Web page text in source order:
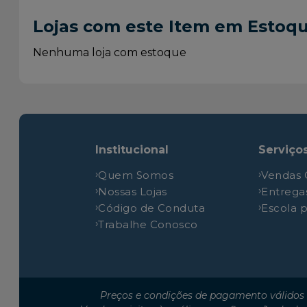
Fiat
Doblo
Fiat
Doblo
Fiat
Doblo
Doblo
Doblo
Lojas com este Item em
Nenhuma loja com estoque
Institucional
Quem Somos
Nossas Lojas
Código de Conduta
Trabalhe Conosco
Vendas
Escola
Preços e condições de pagamento